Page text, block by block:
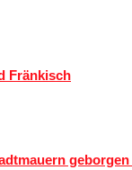
Fränkisch